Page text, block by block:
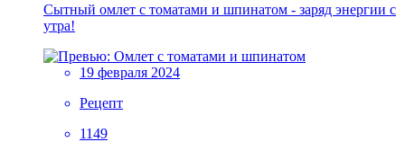
Сытный омлет с томатами и шпинатом - заряд энергии с
утра!
19 февраля 2024
Рецепт
1149